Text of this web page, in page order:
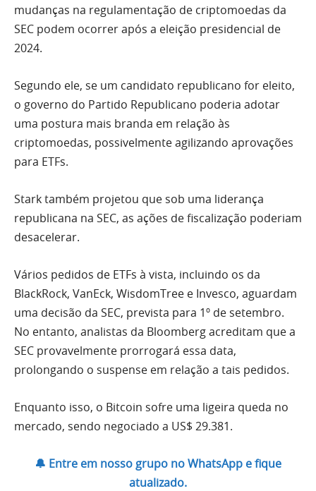
mudanças na regulamentação de criptomoedas da
SEC podem ocorrer após a eleição presidencial de
2024.
Segundo ele, se um candidato republicano for eleito,
o governo do Partido Republicano poderia adotar
uma postura mais branda em relação às
criptomoedas, possivelmente agilizando aprovações
para ETFs.
Stark também projetou que sob uma liderança
republicana na SEC, as ações de fiscalização poderiam
desacelerar.
Vários pedidos de ETFs à vista, incluindo os da
BlackRock, VanEck, WisdomTree e Invesco, aguardam
uma decisão da SEC, prevista para 1º de setembro.
No entanto, analistas da Bloomberg acreditam que a
SEC provavelmente prorrogará essa data,
prolongando o suspense em relação a tais pedidos.
Enquanto isso, o Bitcoin sofre uma ligeira queda no
mercado, sendo negociado a US$ 29.381.
🔔 Entre em nosso grupo no WhatsApp e fique
atualizado.